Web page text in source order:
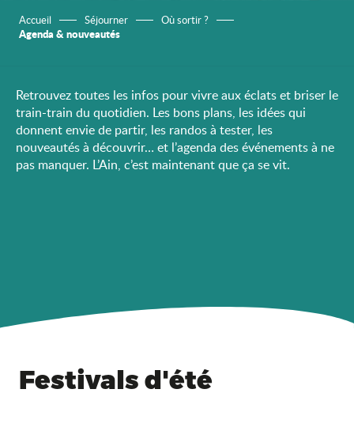
Accueil Séjourner Où sortir ?
Agenda & nouveautés
Retrouvez toutes les infos pour vivre aux éclats et briser le
train-train du quotidien. Les bons plans, les idées qui
donnent envie de partir, les randos à tester, les
nouveautés à découvrir… et l’agenda des événements à ne
pas manquer. L’Ain, c’est maintenant que ça se vit.
Festivals d'été